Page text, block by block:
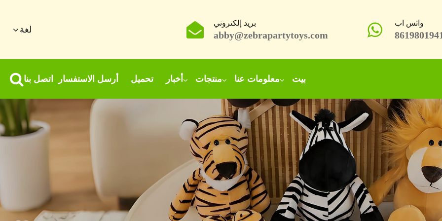
واتس اب بريد إلكتروني
abby@zebrapartytoys.com
لغة
بيت معلومات عنا منتجات أخبار تحميل أرسل الاستفسار اتصل بنا